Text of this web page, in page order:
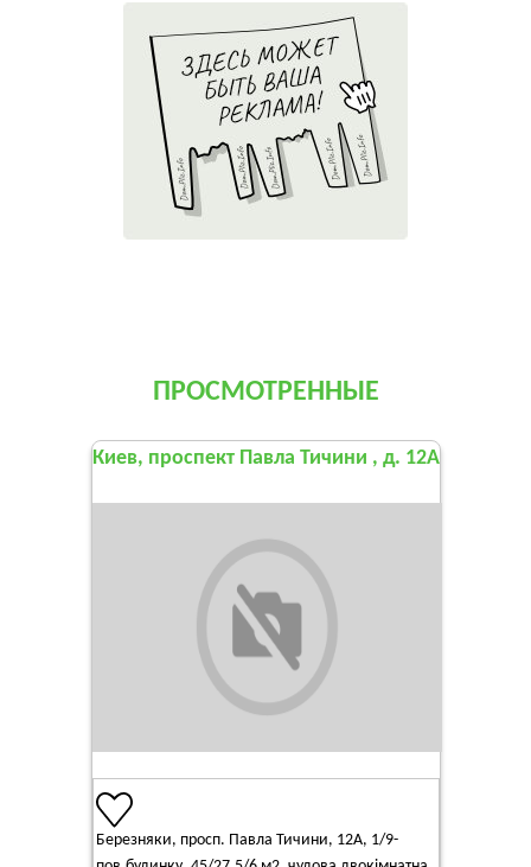
ПРОСМОТРЕННЫЕ
Киев, проспект Павла Тичини , д. 12А
Березняки, просп. Павла Тичини, 12А, 1/9-